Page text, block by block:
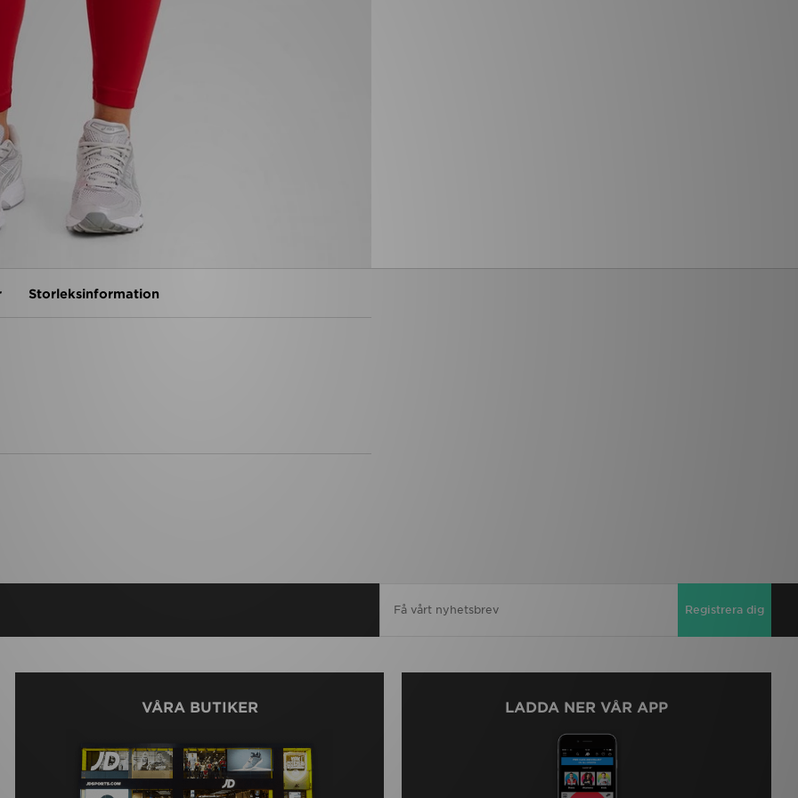
Storleksinformation
Registrera dig
VÅRA BUTIKER LADDA NER VÅR APP